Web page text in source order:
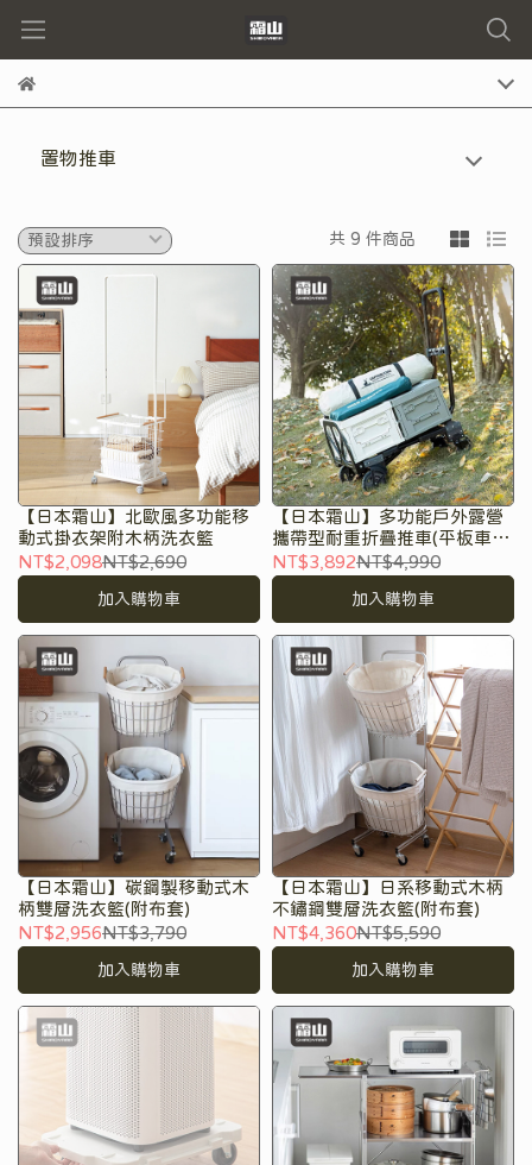
置物推車
共 9 件商品
【日本霜山】北歐風多功能移
動式掛衣架附木柄洗衣籃
NT$2,098NT$2,690
加入購物車
【日本霜山】多功能戶外露營
攜帶型耐重折疊推車(平板車/
手推車)
NT$3,892NT$4,990
加入購物車
【日本霜山】碳鋼製移動式木
柄雙層洗衣籃(附布套)
NT$2,956NT$3,790
加入購物車
【日本霜山】日系移動式木柄
不鏽鋼雙層洗衣籃(附布套)
NT$4,360NT$5,590
加入購物車